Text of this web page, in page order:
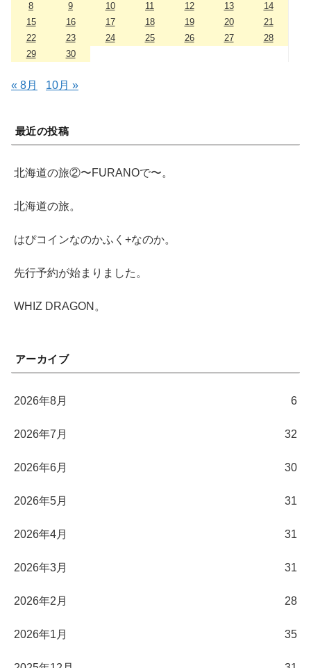
8
9 10 11 12 13
14
15
16 17 18 19 20
21
22
23 24 25 26 27
28
29
30
« 8月 10月 »
最近の投稿
北海道の旅②〜FURANOで〜。
北海道の旅。
はぴコインなのかふく+なのか。
先行予約が始まりました。
WHIZ DRAGON。
アーカイブ
2026年8月 6
2026年7月 32
2026年6月 30
2026年5月 31
2026年4月 31
2026年3月 31
2026年2月 28
2026年1月 35